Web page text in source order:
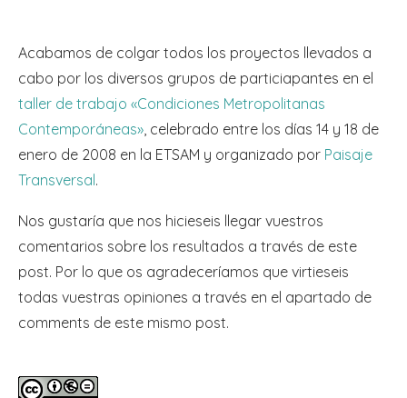
Acabamos de colgar todos los proyectos llevados a
cabo por los diversos grupos de particiapantes en el
taller de trabajo «Condiciones Metropolitanas
Contemporáneas» , celebrado entre los días 14 y 18 de
enero de 2008 en la ETSAM y organizado por Paisaje
Transversal.
Nos gustaría que nos hicieseis llegar vuestros
comentarios sobre los resultados a través de este
post. Por lo que os agradeceríamos que virtieseis
todas vuestras opiniones a través en el apartado de
comments de este mismo post.